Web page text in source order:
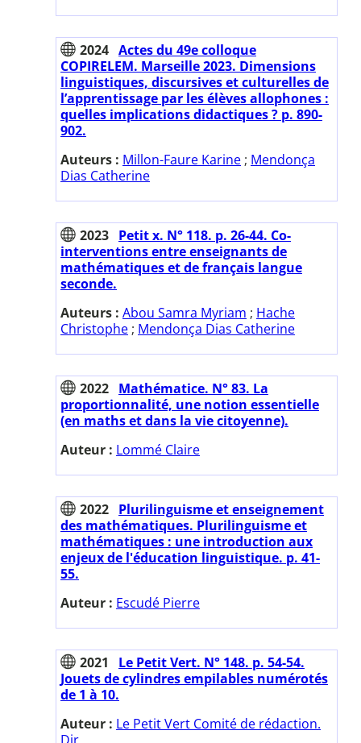
2024 Actes du 49e colloque
COPIRELEM. Marseille 2023. Dimensions
linguistiques, discursives et culturelles de
l’apprentissage par les élèves allophones :
quelles implications didactiques ? p. 890-
902.
Auteurs : Millon-Faure Karine ; Mendonça
Dias Catherine
2023 Petit x. N° 118. p. 26-44. Co-
interventions entre enseignants de
mathématiques et de français langue
seconde.
Auteurs : Abou Samra Myriam ; Hache
Christophe ; Mendonça Dias Catherine
2022 Mathématice. N° 83. La
proportionnalité, une notion essentielle
(en maths et dans la vie citoyenne).
Auteur : Lommé Claire
2022 Plurilinguisme et enseignement
des mathématiques. Plurilinguisme et
mathématiques : une introduction aux
enjeux de l'éducation linguistique. p. 41-
55.
Auteur : Escudé Pierre
2021
Le Petit Vert. N° 148. p. 54-54.
Jouets de cylindres empilables numérotés
de 1 à 10.
Auteur : Le Petit Vert Comité de rédaction.